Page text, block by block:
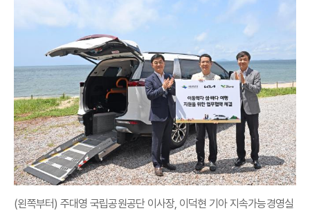
(왼쪽부터) 주대영 국립공원공단 이사장, 이덕현 기아 지속가능경영실